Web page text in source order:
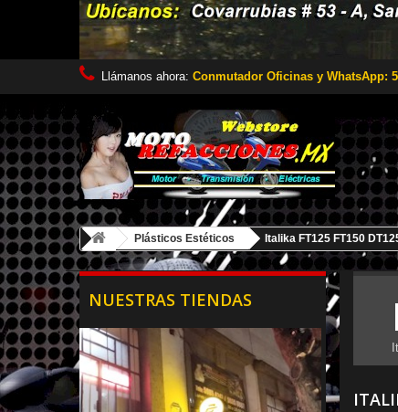
Llámanos ahora: Conmutador Oficinas y WhatsApp:
Plásticos Estéticos Italika FT125 FT150
NUESTRAS TIENDAS